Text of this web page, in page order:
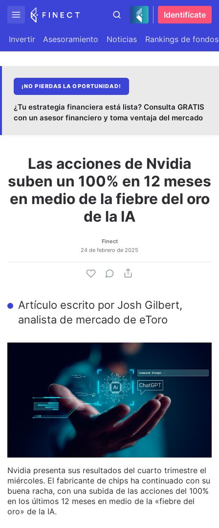
Identifícate
Invertir Asesoramiento Noticias Rankings de fondos
¡NO PIERDAS LA OPORTUNIDAD!
¿Tu estrategia financiera está lista? Consulta GRATIS
con un asesor financiero y toma ventaja del mercado
Las acciones de Nvidia
suben un 100% en 12 meses
en medio de la fiebre del oro
de la IA
Finect
24 de febrero de 2025
Artículo escrito por Josh Gilbert,
analista de mercado de eToro
Nvidia presenta sus resultados del cuarto trimestre el
miércoles. El fabricante de chips ha continuado con su
buena racha, con una subida de las acciones del 100%
en los últimos 12 meses en medio de la «fiebre del
oro» de la IA.